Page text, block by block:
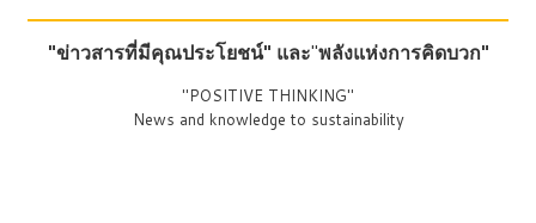
"ข่าวสารที่มีคุณประโยชน์" และ"พลังแห่งการคิดบวก"
"POSITIVE THINKING"
News and knowledge to sustainability